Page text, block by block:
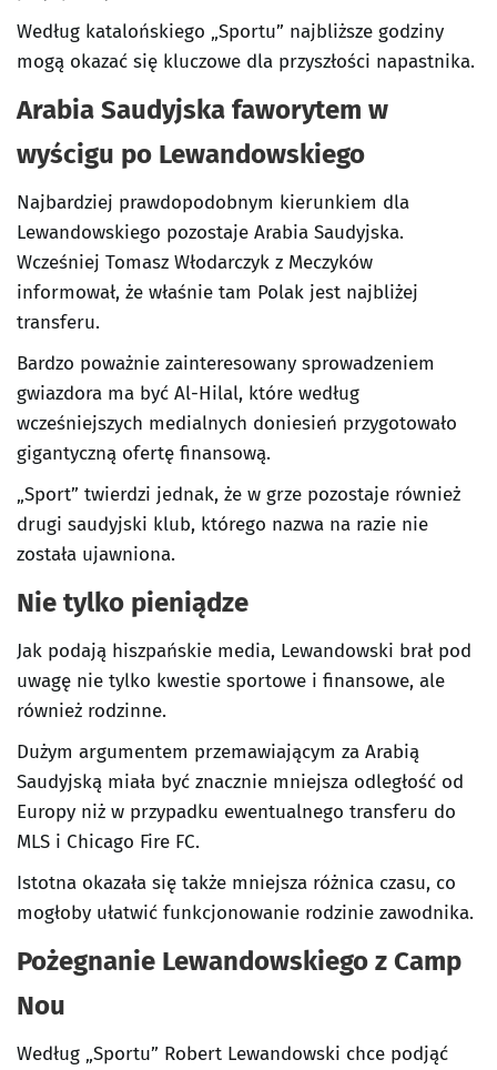
Według katalońskiego „Sportu” najbliższe godziny
mogą okazać się kluczowe dla przyszłości napastnika.
Arabia Saudyjska faworytem w
wyścigu po Lewandowskiego
Najbardziej prawdopodobnym kierunkiem dla
Lewandowskiego pozostaje Arabia Saudyjska.
Wcześniej Tomasz Włodarczyk z Meczyków
informował, że właśnie tam Polak jest najbliżej
transferu.
Bardzo poważnie zainteresowany sprowadzeniem
gwiazdora ma być Al-Hilal, które według
wcześniejszych medialnych doniesień przygotowało
gigantyczną ofertę finansową.
„Sport” twierdzi jednak, że w grze pozostaje również
drugi saudyjski klub, którego nazwa na razie nie
została ujawniona.
Nie tylko pieniądze
Jak podają hiszpańskie media, Lewandowski brał pod
uwagę nie tylko kwestie sportowe i finansowe, ale
również rodzinne.
Dużym argumentem przemawiającym za Arabią
Saudyjską miała być znacznie mniejsza odległość od
Europy niż w przypadku ewentualnego transferu do
MLS i Chicago Fire FC.
Istotna okazała się także mniejsza różnica czasu, co
mogłoby ułatwić funkcjonowanie rodzinie zawodnika.
Pożegnanie Lewandowskiego z Camp
Nou
Według „Sportu” Robert Lewandowski chce podjąć